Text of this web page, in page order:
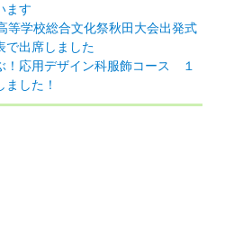
ます
等学校総合文化祭秋田大会出発式
で出席しました
！応用デザイン科服飾コース １
した！